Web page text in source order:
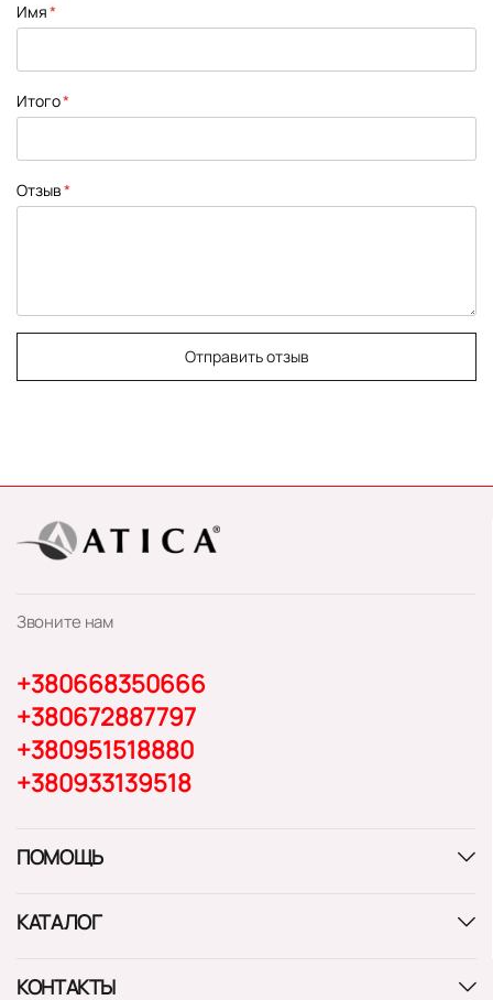
star
stars
stars
stars
stars
Имя
Итого
Отзыв
Отправить отзыв
Звоните нам
+380668350666
+380672887797
+380951518880
+380933139518
ПОМОЩЬ
КАТАЛОГ
КОНТАКТЫ